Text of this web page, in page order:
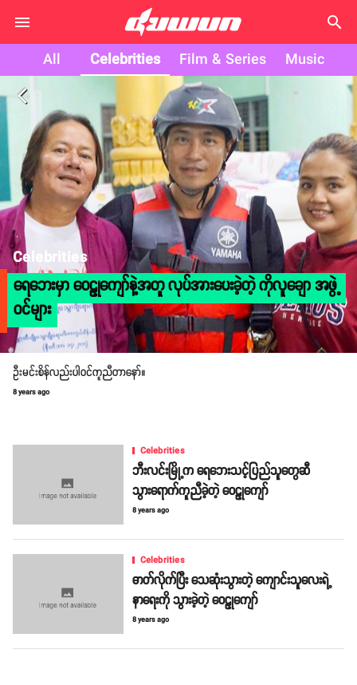
search
All Celebrities Film & Series Music
arrow_back_ios
Celebrities
ရေဘေးမှာ ဝေဠုကျော်နဲ့အတူ လုပ်အားပေးခဲ့တဲ့ ကိုလူချော အဖွဲ့
ဝင်များ
ဦးမင်းစိန်လည်းပါဝင်ကူညီတာနော်။
8 years ago
Celebrities
ဘီးလင်းမြို့က ရေဘေးသင့်ပြည်သူတွေဆီ
သွားရောက်ကူညီခဲ့တဲ့ ဝေဠုကျော်
8 years ago
Celebrities
ဓာတ်လိုက်ပြီး သေဆုံးသွားတဲ့ ကျောင်းသူလေးရဲ့
နာရေးကို သွားခဲ့တဲ့ ဝေဠုကျော်
8 years ago